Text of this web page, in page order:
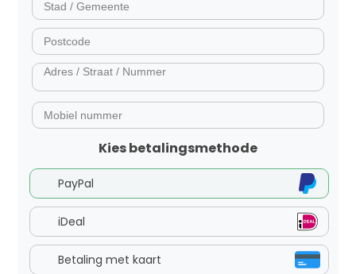
Kies betalingsmethode
PayPal
iDeal
Betaling met kaart